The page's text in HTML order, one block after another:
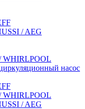
/ AEG
WHIRLPOOL
насос
WHIRLPOOL
/ AEG